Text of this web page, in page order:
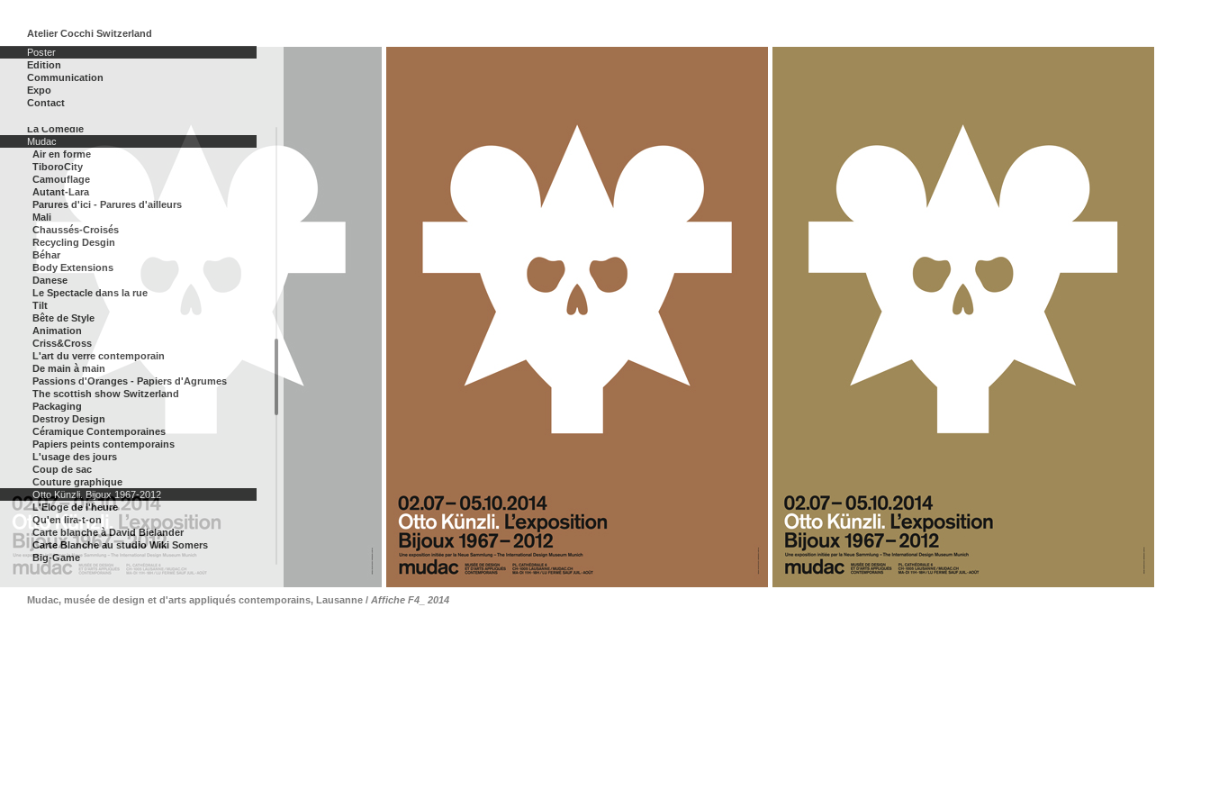
Atelier Cocchi Switzerland
Poster
Edition
Communication
Expo
Contact
Anatome
DVA architecture
Ecole d'ingénieurs et d'architectes, Fribourg
Ensemble Vocal Lausanne
Festival culturel japonais
Festival de Danse Lausanne
Fonds des Arts Plastiques
La Comédie
Mudac
Air en forme
TiboroCity
Camouflage
Autant-Lara
Parures d'ici - Parures d'ailleurs
Mali
Chaussés-Croisés
Recycling Desgin
Béhar
Body Extensions
Danese
Le Spectacle dans la rue
Tilt
Bête de Style
Animation
Criss&Cross
L'art du verre contemporain
De main à main
Passions d'Oranges - Papiers d'Agrumes
The scottish show Switzerland
Packaging
Destroy Design
Céramique Contemporaines
Papiers peints contemporains
L'usage des jours
Coup de sac
Couture graphique
Otto Künzli. Bijoux 1967-2012
L'Eloge de l'heure
Qu'en lira-t-on
Carte blanche à David Bielander
Carte Blanche au studio Wiki Somers
Big-Game
Musée de la Croix-Rouge
Prix de Lausanne
Théâtre Diggelmann
Mudac, musée de design et d'arts appliqués contemporains, Lausanne / Affiche F4_ 2014